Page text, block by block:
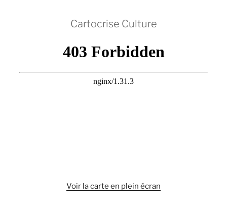
Cartocrise Culture
Voir la carte en plein écran